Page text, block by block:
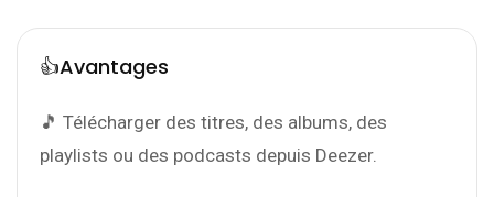
👍Avantages
🎵 Télécharger des titres, des albums, des
playlists ou des podcasts depuis Deezer.